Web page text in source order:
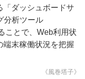
ダッシュボードサ
分析ツール
ことで、Web利用状
端末稼働状況を把握
《風巻塔子》